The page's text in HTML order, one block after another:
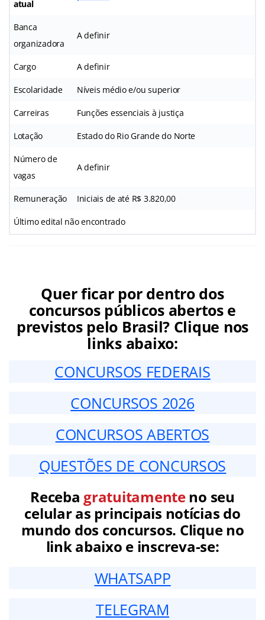
atual
Banca
organizadora
A definir
Cargo A definir
Escolaridade Níveis médio e/ou superior
Carreiras Funções essenciais à justiça
Lotação Estado do Rio Grande do Norte
Número de
vagas
A definir
Remuneração Iniciais de até R$ 3.820,00
Último edital não encontrado
Quer ficar por dentro dos
concursos públicos abertos e
previstos pelo Brasil? Clique nos
links abaixo:
CONCURSOS FEDERAIS
CONCURSOS 2026
CONCURSOS ABERTOS
QUESTÕES DE CONCURSOS
Receba gratuitamenteno seu
celular as principais notícias do
mundo dos concursos. Clique no
link abaixo e inscreva-se:
WHATSAPP
TELEGRAM